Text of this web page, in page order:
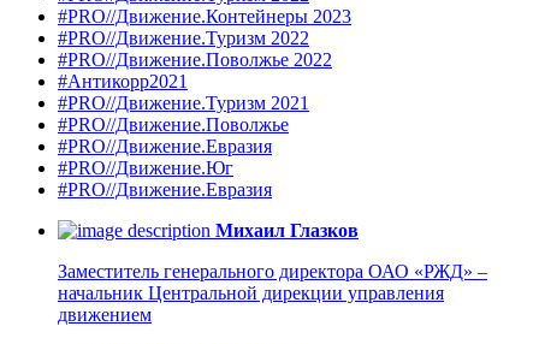
#PRO//Движение.Контейнеры 2023
#PRO//Движение.Туризм 2022
#PRO//Движение.Поволжье 2022
#Антикорр2021
#PRO//Движение.Туризм 2021
#PRO//Движение.Поволжье
#PRO//Движение.Евразия
#PRO//Движение.Юг
#PRO//Движение.Евразия
Михаил Глазков
Заместитель генерального директора ОАО «РЖД» –
начальник Центральной дирекции управления
движением